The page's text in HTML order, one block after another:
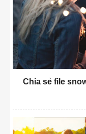
Chia sẻ file